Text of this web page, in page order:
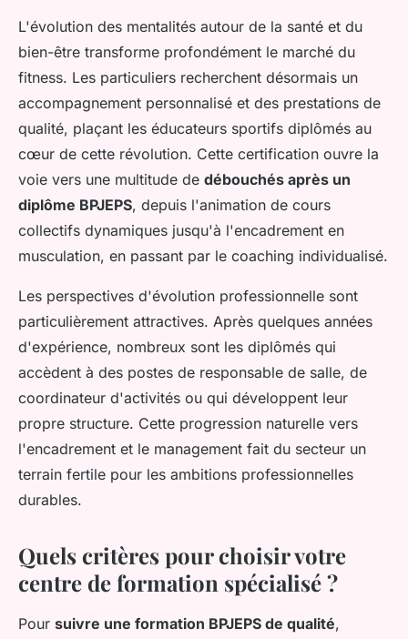
L'évolution des mentalités autour de la santé et du
bien-être transforme profondément le marché du
fitness. Les particuliers recherchent désormais un
accompagnement personnalisé et des prestations de
qualité, plaçant les éducateurs sportifs diplômés au
cœur de cette révolution. Cette certification ouvre la
voie vers une multitude de débouchés après un
diplôme BPJEPS, depuis l'animation de cours
collectifs dynamiques jusqu'à l'encadrement en
musculation, en passant par le coaching individualisé.
Les perspectives d'évolution professionnelle sont
particulièrement attractives. Après quelques années
d'expérience, nombreux sont les diplômés qui
accèdent à des postes de responsable de salle, de
coordinateur d'activités ou qui développent leur
propre structure. Cette progression naturelle vers
l'encadrement et le management fait du secteur un
terrain fertile pour les ambitions professionnelles
durables.
Quels critères pour choisir votre
centre de formation spécialisé ?
Pour suivre une formation BPJEPS de qualité,